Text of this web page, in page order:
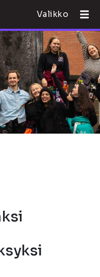
Valikko